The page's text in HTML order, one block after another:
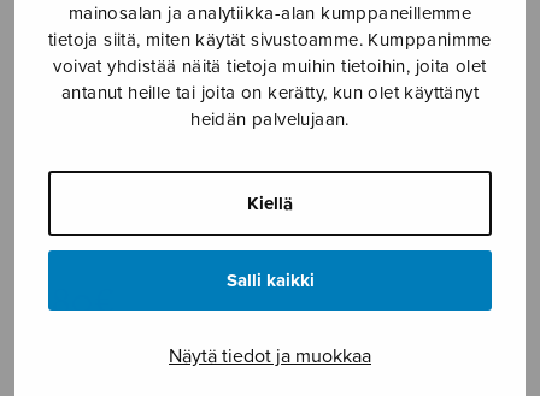
mainosalan ja analytiikka-alan kumppaneillemme
tietoja siitä, miten käytät sivustoamme. Kumppanimme
voivat yhdistää näitä tietoja muihin tietoihin, joita olet
antanut heille tai joita on kerätty, kun olet käyttänyt
heidän palvelujaan.
Kiellä
Salli kaikki
Näytä tiedot ja muokkaa
Simola Satu
2,80€